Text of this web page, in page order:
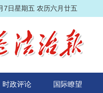
7日星期五 农历六月廿五
时政评论 国际瞭望